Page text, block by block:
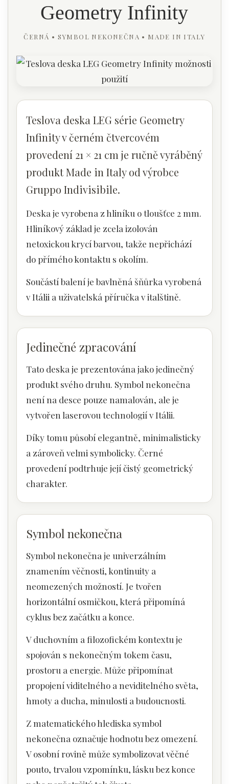
Geometry Infinity
ČERNÁ • SYMBOL NEKONEČNA • MADE IN ITALY
Teslova deska LEG série Geometry
Infinity v černém čtvercovém
provedení 21 × 21 cm je ručně vyráběný
produkt Made in Italy od výrobce
Gruppo Indivisibile.
Deska je vyrobena z hliníku o tloušťce 2 mm.
Hliníkový základ je zcela izolován
netoxickou krycí barvou, takže nepřichází
do přímého kontaktu s okolím.
Součástí balení je bavlněná šňůrka vyrobená
v Itálii a uživatelská příručka v italštině.
Jedinečné zpracování
Tato deska je prezentována jako jedinečný
produkt svého druhu. Symbol nekonečna
není na desce pouze namalován, ale je
vytvořen laserovou technologií v Itálii.
Díky tomu působí elegantně, minimalisticky
a zároveň velmi symbolicky. Černé
provedení podtrhuje její čistý geometrický
charakter.
Symbol nekonečna
Symbol nekonečna je univerzálním
znamením věčnosti, kontinuity a
neomezených možností. Je tvořen
horizontální osmičkou, která připomíná
cyklus bez začátku a konce.
V duchovním a filozofickém kontextu je
spojován s nekonečným tokem času,
prostoru a energie. Může připomínat
propojení viditelného a neviditelného světa,
hmoty a ducha, minulosti a budoucnosti.
Z matematického hlediska symbol
nekonečna označuje hodnotu bez omezení.
V osobní rovině může symbolizovat věčné
pouto, trvalou vzpomínku, lásku bez konce